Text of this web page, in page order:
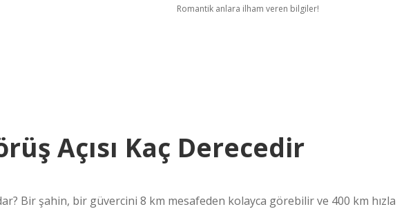
Romantik anlara ilham veren bilgiler!
Açısı Kaç Derecedir
Bir şahin, bir güvercini 8 km mesafeden kolayca görebilir ve 400 km hızla